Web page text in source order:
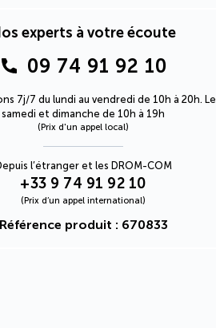
experts à votre écoute
09 74 91 92 10
7j/7 du lundi au vendredi de 10h à 20h. Le
samedi et dimanche de 10h à 19h
(Prix d'un appel local)
l’étranger et les DROM-COM
+33 9 74 91 92 10
(Prix d’un appel international)
Référence produit : 670833